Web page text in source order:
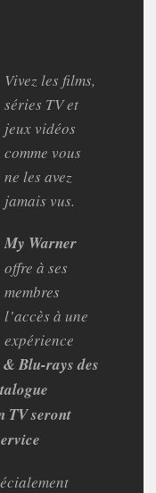
Vivez les films,
séries TV et
jeux vidéos
comme vous
ne les avez
jamais vus.
My Warner
offre à ses
membres
l’accès à une
expérience
& Blu-rays des
TV seront